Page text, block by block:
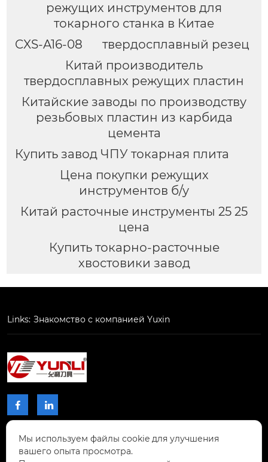
режущих инструментов для
токарного станка в Китае
CXS-A16-08
твердосплавный резец
Китай производитель
твердосплавных режущих пластин
Китайские заводы по производству
резьбовых пластин из карбида
цемента
Купить завод ЧПУ токарная плита
Цена покупки режущих
инструментов б/у
Китай расточные инструменты 25 25
цена
Купить токарно-расточные
хвостовики завод
Links: Знакомство с компанией Yuxin
 
КОНТАКТЫ
Мы используем файлы cookie для улучшения
вашего опыта просмотра.